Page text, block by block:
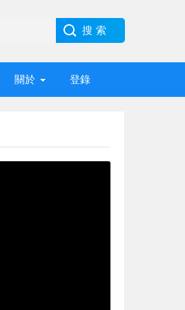
關於 登錄